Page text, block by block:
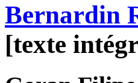
Bernardin
[texte